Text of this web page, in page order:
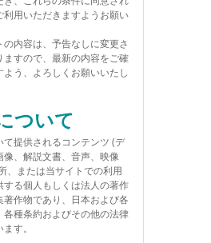
利用いただきますようお願い
の内容は、予告なしに変更さ
ますので、最新の内容をご確
う、よろしくお願いいたし
ついて
て提供されるコンテンツ (デ
像、解説文書、音声、映像
、または当サイトでの利用
する個人もしくは法人の著作
著作物であり、日本および各
各種条約およびその他の法律
す。